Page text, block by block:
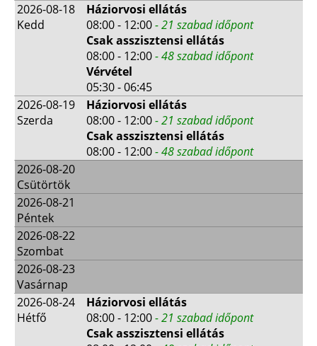
2026-08-18
Kedd
Háziorvosi ellátás
08:00 - 12:00- 21 szabad időpont
Csak asszisztensi ellátás
08:00 - 12:00- 48 szabad időpont
Vérvétel
05:30 - 06:45
2026-08-19
Szerda
Háziorvosi ellátás
08:00 - 12:00- 21 szabad időpont
Csak asszisztensi ellátás
08:00 - 12:00- 48 szabad időpont
2026-08-20
Csütörtök
2026-08-21
Péntek
2026-08-22
Szombat
2026-08-23
Vasárnap
2026-08-24
Hétfő
Háziorvosi ellátás
08:00 - 12:00- 21 szabad időpont
Csak asszisztensi ellátás